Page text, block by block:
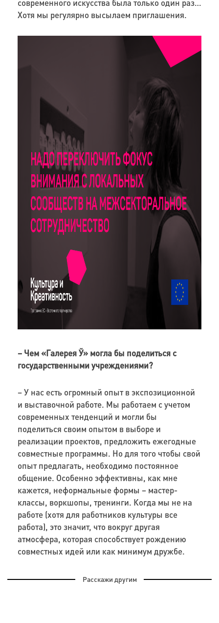
современного искусства была только один раз…
Хотя мы регулярно высылаем приглашения.
– Чем «Галерея Ў» могла бы поделиться с
государственными учреждениями?
– У нас есть огромный опыт в экспозиционной
и выставочной работе. Мы работаем с учетом
современных тенденций и могли бы
поделиться своим опытом в выборе и
реализации проектов, предложить ежегодные
совместные программы. Но для того чтобы свой
опыт предлагать, необходимо постоянное
общение. Особенно эффективны, как мне
кажется, неформальные формы – мастер-
классы, воркшопы, тренинги. Когда мы не на
работе (хотя для работников культуры все
работа), это значит, что вокруг другая
атмосфера, которая способствует рождению
совместных идей или как минимум дружбе.
Расскажи другим